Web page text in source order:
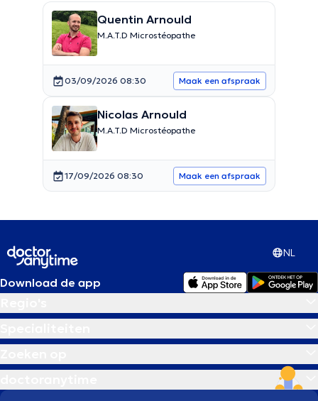
Quentin Arnould
M.A.T.D Microstéopathe
03/09/2026 08:30 Maak een afspraak
Nicolas Arnould
M.A.T.D Microstéopathe
17/09/2026 08:30 Maak een afspraak
NL
Download de app